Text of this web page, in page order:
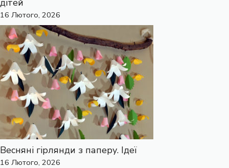
16 Лютого, 2026
Весняні гірлянди з паперу. Ідеї
16 Лютого, 2026